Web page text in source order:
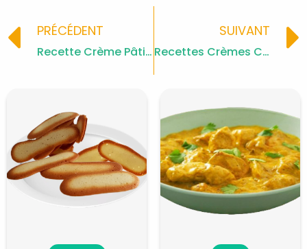
Prev
PRÉCÉDENT
Recette Crème Pâtissière Garniture Idéale pour Gâteaux!
SUIVANT
Recettes Crèmes Coco Légères et Faciles à Réaliser